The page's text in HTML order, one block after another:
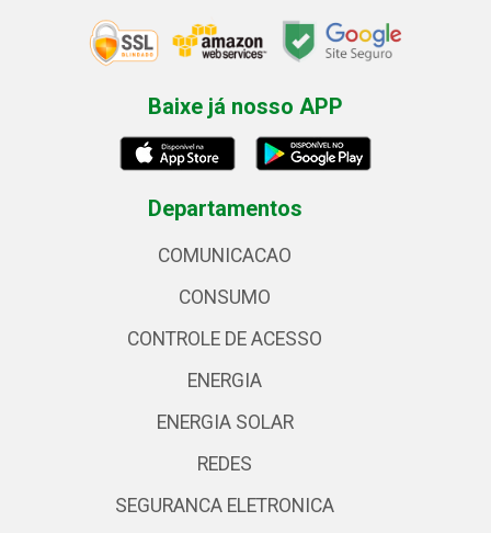
Baixe já nosso APP
Departamentos
COMUNICACAO
CONSUMO
CONTROLE DE ACESSO
ENERGIA
ENERGIA SOLAR
REDES
SEGURANCA ELETRONICA